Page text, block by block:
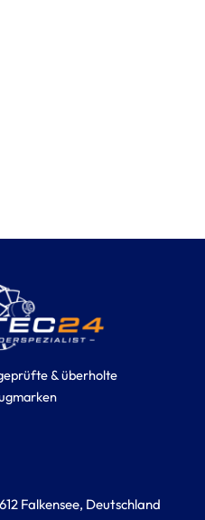
& überholte
Falkensee, Deutschland